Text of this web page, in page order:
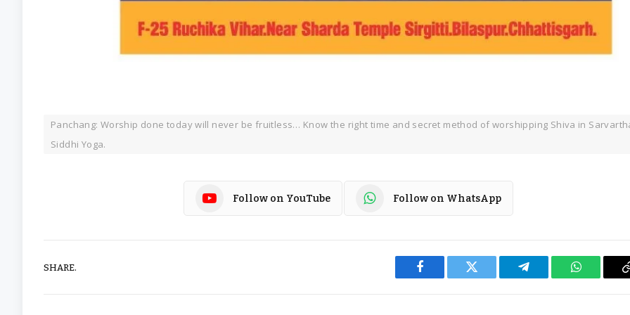
Panchang: Worship done today will never be fruitless… Know the right time and secret method of worshipping Shiva in
Siddhi Yoga.
Follow on YouTube Follow on WhatsApp
SHARE.
Facebook Twitter Telegram WhatsApp